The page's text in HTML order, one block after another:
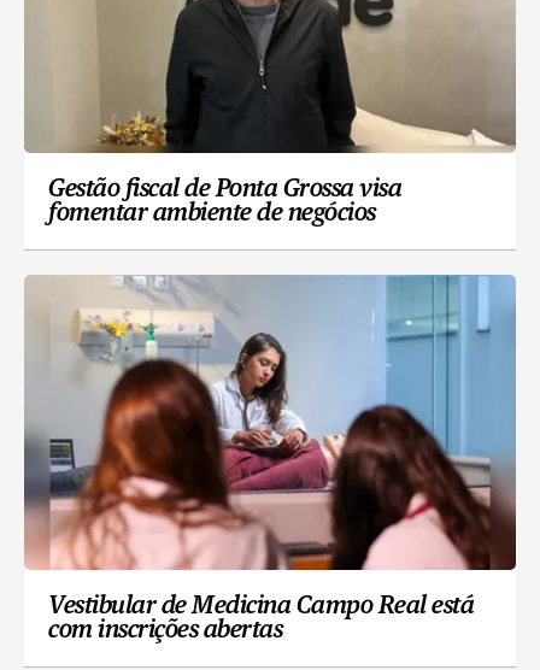
Gestão fiscal de Ponta Grossa visa
fomentar ambiente de negócios
Vestibular de Medicina Campo Real está
com inscrições abertas